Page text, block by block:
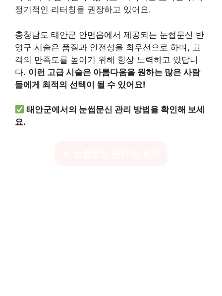
정기적인 리터칭을 권장하고 있어요.
충청남도 태안군 안면읍에서 제공되는 눈썹문신 반
영구 시술은 품질과 안전성을 최우선으로 하며, 고
객의 만족도를 높이기 위해 항상 노력하고 있답니
다. 이런 고급 시술은 아름다움을 원하는 많은 사람
들에게 최적의 선택이 될 수 있어요!
태안군에서의 눈썹문신 관리 방법을 확인해 보세
요.